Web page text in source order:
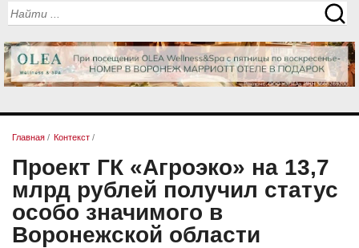
Главная / Контекст /
Проект ГК «Агроэко» на 13,7
млрд рублей получил статус
особо значимого в
Воронежской области